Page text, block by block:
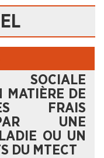
MATIÈRE DE
FRAIS
UNE
OU UN
DU MTECT